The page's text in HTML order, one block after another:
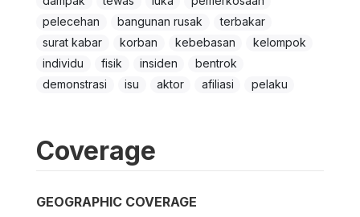
pelecehan
bangunan rusak
terbakar
surat kabar
korban kebebasan
kelompok
individu
fisik insiden
bentrok
demonstrasi
isu aktor afiliasi pelaku
Coverage
GEOGRAPHIC COVERAGE